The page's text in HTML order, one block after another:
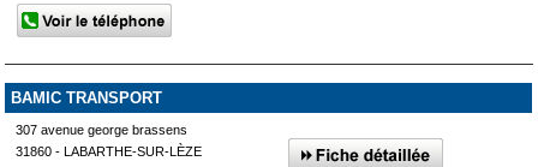
BAMIC TRANSPORT
307 avenue george brassens
31860 - LABARTHE-SUR-LÈZE